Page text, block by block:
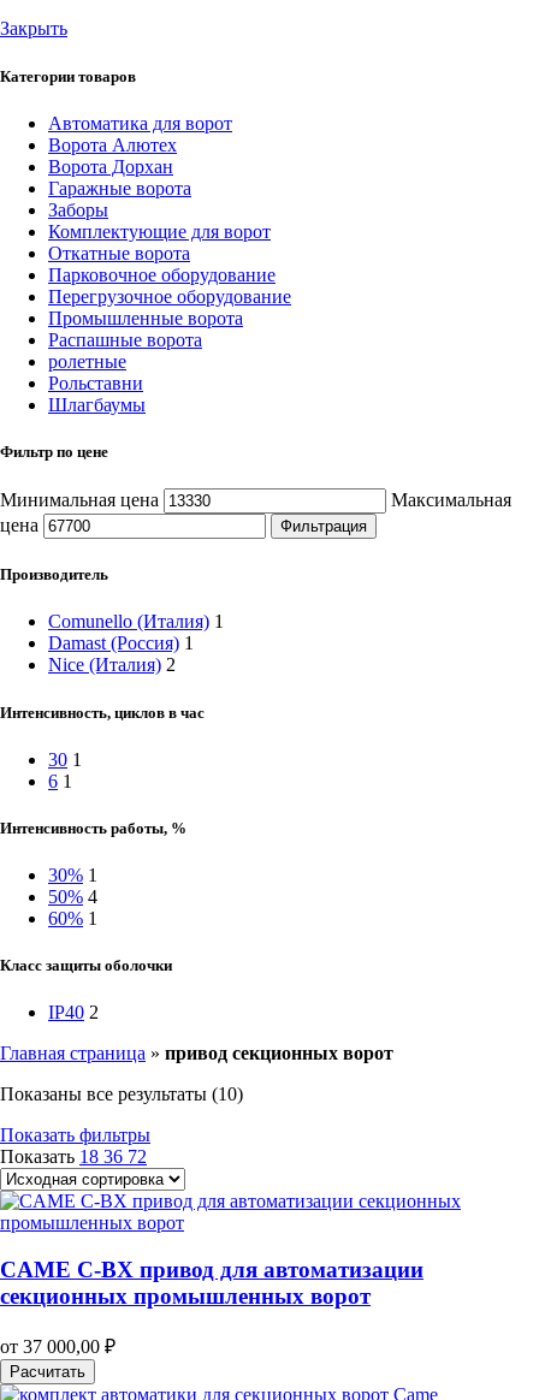
Закрыть
Категории товаров
Автоматика для ворот
Ворота Алютех
Ворота Дорхан
Гаражные ворота
Заборы
Комплектующие для ворот
Откатные ворота
Парковочное оборудование
Перегрузочное оборудование
Промышленные ворота
Распашные ворота
ролетные
Рольставни
Шлагбаумы
Фильтр по цене
Минимальная цена
Максимальная
цена
Фильтрация
Производитель
Comunello (Италия) 1
Damast (Россия) 1
Nice (Италия) 2
Интенсивность, циклов в час
30 1
6 1
Интенсивность работы, %
30% 1
50% 4
60% 1
Класс защиты оболочки
IP40 2
Главная страница » привод секционных ворот
Показаны все результаты (10)
Показать фильтры
Показать 18 36 72
CAME C-BX привод для автоматизации
секционных промышленных ворот
от 37 000,00 ₽
Расчитать